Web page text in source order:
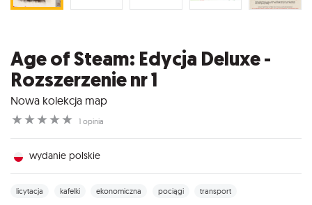
Age of Steam: Edycja Deluxe -
Rozszerzenie nr 1
Nowa kolekcja map
☆
☆
☆
☆
☆ 1 opinia
wydanie polskie
licytacja kafelki ekonomiczna pociągi transport